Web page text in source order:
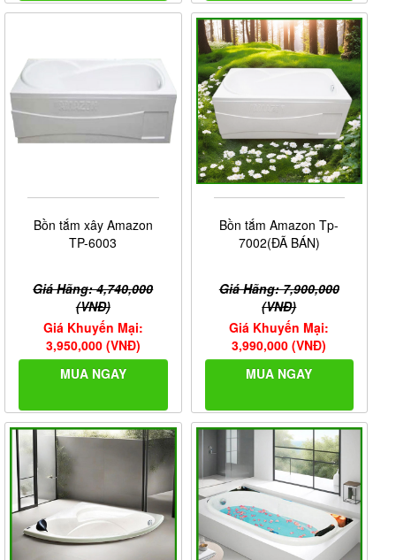
Bồn tắm xây Amazon
TP-6003
Giá Hãng: 4,740,000
(VNĐ)
Giá Khuyến Mại:
3,950,000 (VNĐ)
MUA NGAY
Bồn tắm Amazon Tp-
7002(ĐÃ BÁN)
Giá Hãng: 7,900,000
(VNĐ)
Giá Khuyến Mại:
3,990,000 (VNĐ)
MUA NGAY